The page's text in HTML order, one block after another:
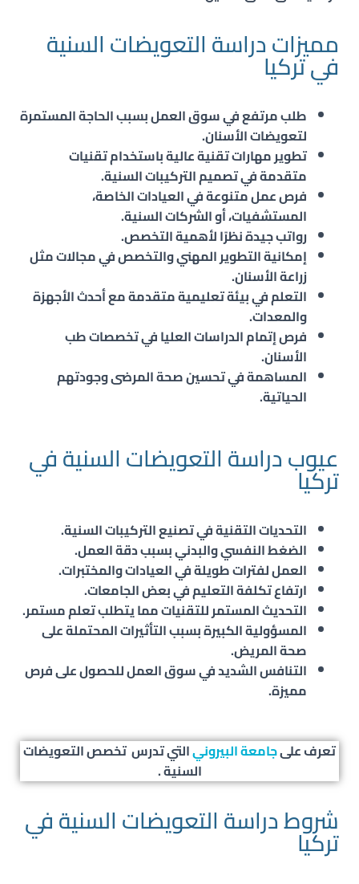
مميزات دراسة التعويضات السنية
في تركيا
طلب مرتفع في سوق العمل بسبب الحاجة المستمرة
لتعويضات الأسنان.
تطوير مهارات تقنية عالية باستخدام تقنيات
متقدمة في تصميم التركيبات السنية.
فرص عمل متنوعة في العيادات الخاصة،
المستشفيات، أو الشركات السنية.
رواتب جيدة نظرًا لأهمية التخصص.
إمكانية التطوير المهني والتخصص في مجالات مثل
زراعة الأسنان.
التعلم في بيئة تعليمية متقدمة مع أحدث الأجهزة
والمعدات.
فرص إتمام الدراسات العليا في تخصصات طب
الأسنان.
المساهمة في تحسين صحة المرضى وجودتهم
الحياتية.
عيوب دراسة التعويضات السنية في
تركيا
التحديات التقنية في تصنيع التركيبات السنية.
الضغط النفسي والبدني بسبب دقة العمل.
العمل لفترات طويلة في العيادات والمختبرات.
ارتفاع تكلفة التعليم في بعض الجامعات.
التحديث المستمر للتقنيات مما يتطلب تعلم مستمر.
المسؤولية الكبيرة بسبب التأثيرات المحتملة على
صحة المريض.
التنافس الشديد في سوق العمل للحصول على فرص
مميزة.
تعرف علىجامعة البيرونيالتي تدرس تخصص التعويضات
السنية .
شروط دراسة التعويضات السنية في
تركيا